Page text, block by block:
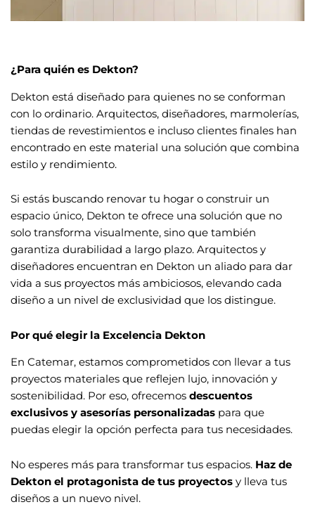
¿Para quién es Dekton?
Dekton está diseñado para quienes no se conforman
con lo ordinario. Arquitectos, diseñadores, marmolerías,
tiendas de revestimientos e incluso clientes finales han
encontrado en este material una solución que combina
estilo y rendimiento.
Si estás buscando renovar tu hogar o construir un
espacio único, Dekton te ofrece una solución que no
solo transforma visualmente, sino que también
garantiza durabilidad a largo plazo. Arquitectos y
diseñadores encuentran en Dekton un aliado para dar
vida a sus proyectos más ambiciosos, elevando cada
diseño a un nivel de exclusividad que los distingue.
Por qué elegir la Excelencia Dekton
En Catemar, estamos comprometidos con llevar a tus
proyectos materiales que reflejen lujo, innovación y
sostenibilidad. Por eso, ofrecemos descuentos
exclusivos y asesorías personalizadas para que
puedas elegir la opción perfecta para tus necesidades.
No esperes más para transformar tus espacios. Haz de
Dekton el protagonista de tus proyectos y lleva tus
diseños a un nuevo nivel.